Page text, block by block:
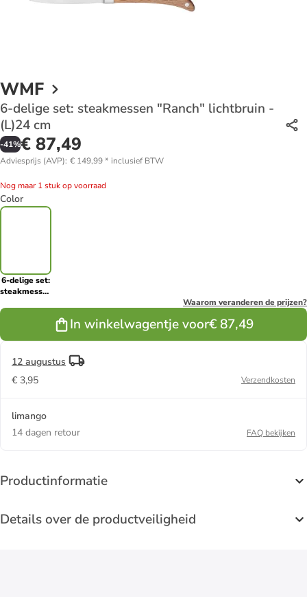
WMF
6-delige set: steakmessen "Ranch" lichtbruin -
(L)24 cm
-41%€ 87,49
Adviesprijs (AVP): € 149,99* inclusief BTW
Nog maar 1 stuk op voorraad
Color
6-delige set:
steakmessen
Waarom veranderen de prijzen?
In winkelwagentje voor€ 87,49
12 augustus
€ 3,95
Verzendkosten
limango
14 dagen retour
FAQ bekijken
Productinformatie
Details over de productveiligheid